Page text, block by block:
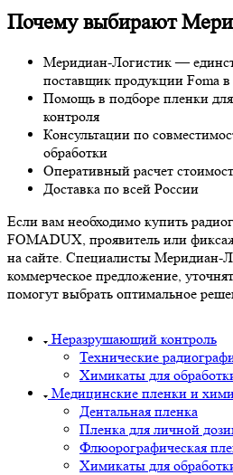
Почему выбирают
Меридиан-Логистик —
поставщик продукции Foma
Помощь в подборе пленки для
контроля
Консультации по
обработки
Оперативный расчет
Доставка по всей России
Если вам необходимо купить
FOMADUX, проявитель или
на сайте. Специалисты Меридиан-
коммерческое предложение,
помогут выбрать оптимальное
Неразрушающий контроль
Технические
Химикаты для
Медицинские пленки и
Дентальная пленка
Пленка для личной
Флюорографическая
Химикаты для